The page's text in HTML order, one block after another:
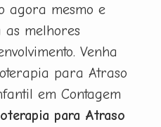
agora mesmo e
melhores
Venha
para Atraso
em Contagem
para Atraso